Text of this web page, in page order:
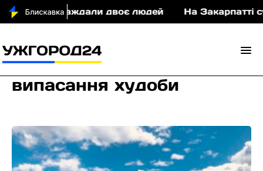
постраждали двоє людей На Закарпатті
випасання худоби